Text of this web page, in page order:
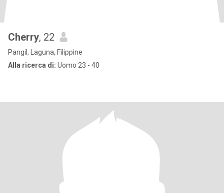
Cherry, 22
Pangil, Laguna, Filippine
Alla ricerca di: Uomo 23 - 40